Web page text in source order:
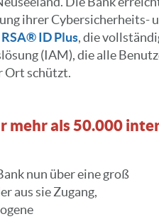
ihrer Cybersicherheits-
RSA® ID Plus, die
(IAM), die alle
Ort schützt.
mehr als 50.000
nun über eine groß
aus sie Zugang,